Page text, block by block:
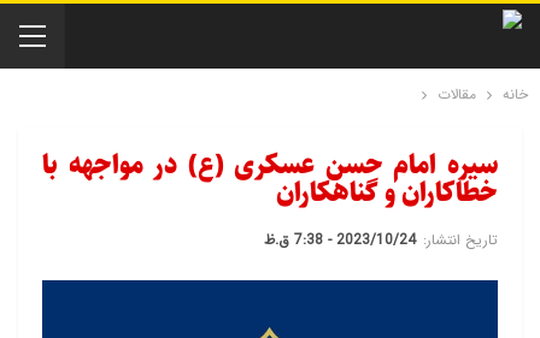
خانه مقالات
سیره امام حسن عسکری (ع) در مواجهه با
خطاکاران و گناهکاران
تاریخ انتشار: 2023/10/24 - 7:38 ق.ظ